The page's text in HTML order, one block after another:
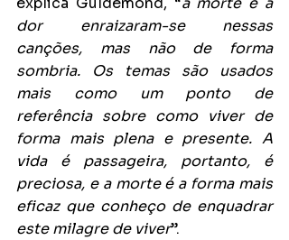
dor enraizaram-se nessas
canções, mas não de forma
sombria. Os temas são usados
mais como um ponto de
referência sobre como viver de
forma mais plena e presente. A
vida é passageira, portanto, é
preciosa, e a morte é a forma mais
eficaz que conheço de enquadrar
este milagre de viver”.